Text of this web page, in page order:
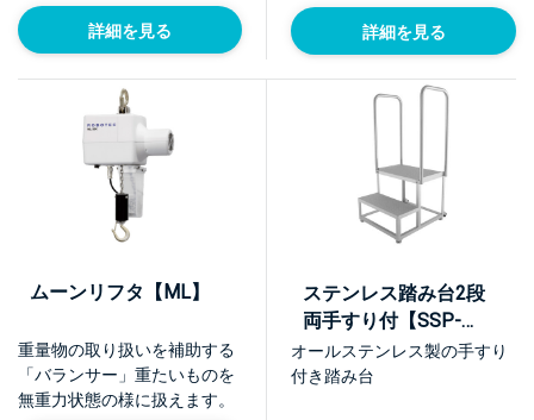
詳細を見る 詳細を見る
ムーンリフタ【ML】
重量物の取り扱いを補助する
「バランサー」重たいものを
無重力状態の様に扱えます。
ステンレス踏み台2段
両手すり付【SSP-
S2H2】
オールステンレス製の手すり
付き踏み台